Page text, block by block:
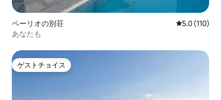
ペーリオの別荘 レビュー110
5.0 (110)
あなたも
ゲストチョイス
ゲストチョイス